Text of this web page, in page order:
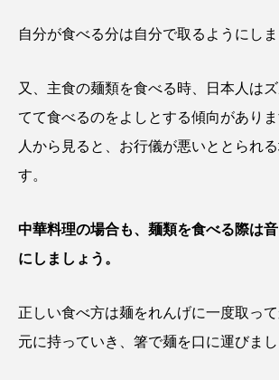
自分が食べる分は自分で取るようにしま
又、主食の麺類を食べる時、日本人は
てて食べるのをよしとする傾向があり
人から見ると、お行儀が悪いととられ
す。
中華料理の場合も、麺類を食べる際は
にしましょう。
正しい食べ方は麺をれんげに一度取っ
元に持っていき、箸で麺を口に運びまし